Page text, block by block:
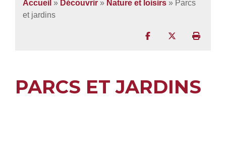
Accueil » Découvrir » Nature et loisirs » Parcs
et jardins
Partager surPartager sur
PARCS ET JARDINS